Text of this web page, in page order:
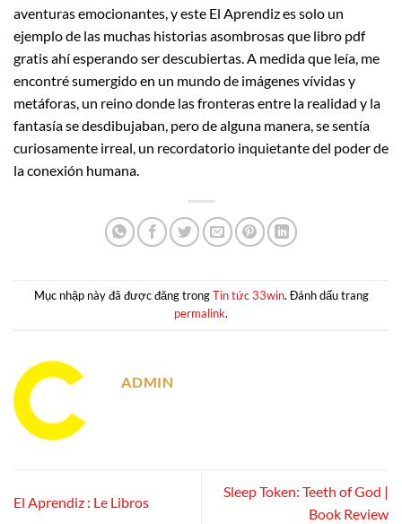
aventuras emocionantes, y este El Aprendiz es solo un
ejemplo de las muchas historias asombrosas que libro pdf
gratis ahí esperando ser descubiertas. A medida que leía, me
encontré sumergido en un mundo de imágenes vívidas y
metáforas, un reino donde las fronteras entre la realidad y la
fantasía se desdibujaban, pero de alguna manera, se sentía
curiosamente irreal, un recordatorio inquietante del poder de
la conexión humana.
Mục nhập này đã được đăng trongTin tức 33win. Đánh dấu trang
permalink.
ADMIN
El Aprendiz : Le Libros
Sleep Token: Teeth of God |
Book Review